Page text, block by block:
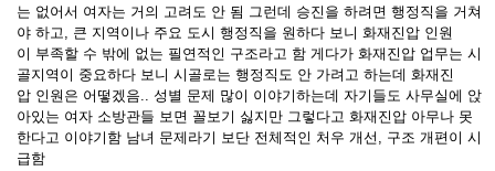
는 없어서 여자는 거의 고려도 안 됨 그런데 승진을 하려면 행정직을 거쳐
야 하고, 큰 지역이나 주요 도시 행정직을 원하다 보니 화재진압 인원
이 부족할 수 밖에 없는 필연적인 구조라고 함 게다가 화재진압 업무는 시
골지역이 중요하다 보니 시골로는 행정직도 안 가려고 하는데 화재진
압 인원은 어떻겠음.. 성별 문제 많이 이야기하는데 자기들도 사무실에 앉
아있는 여자 소방관들 보면 꼴보기 싫지만 그렇다고 화재진압 아무나 못
한다고 이야기함 남녀 문제라기 보단 전체적인 처우 개선, 구조 개편이 시
급함